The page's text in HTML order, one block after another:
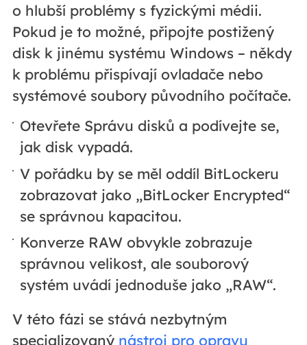
o hlubší problémy s fyzickými médii.
Pokud je to možné, připojte postižený
disk k jinému systému Windows – někdy
k problému přispívají ovladače nebo
systémové soubory původního počítače.
Otevřete Správu disků a podívejte se,
jak disk vypadá.
V pořádku by se měl oddíl BitLockeru
zobrazovat jako „BitLocker Encrypted“
se správnou kapacitou.
Konverze RAW obvykle zobrazuje
správnou velikost, ale souborový
systém uvádí jednoduše jako „RAW“.
V této fázi se stává nezbytným
specializovaný nástroj pro opravu